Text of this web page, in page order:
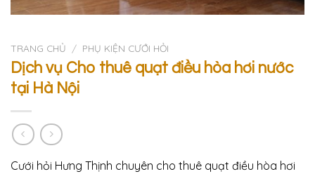
TRANG CHỦ / PHỤ KIỆN CƯỚI HỎI
Dịch vụ Cho thuê quạt điều hòa hơi nước
tại Hà Nội
Cưới hỏi Hưng Thịnh chuyên cho thuê quạt điều hòa hơi